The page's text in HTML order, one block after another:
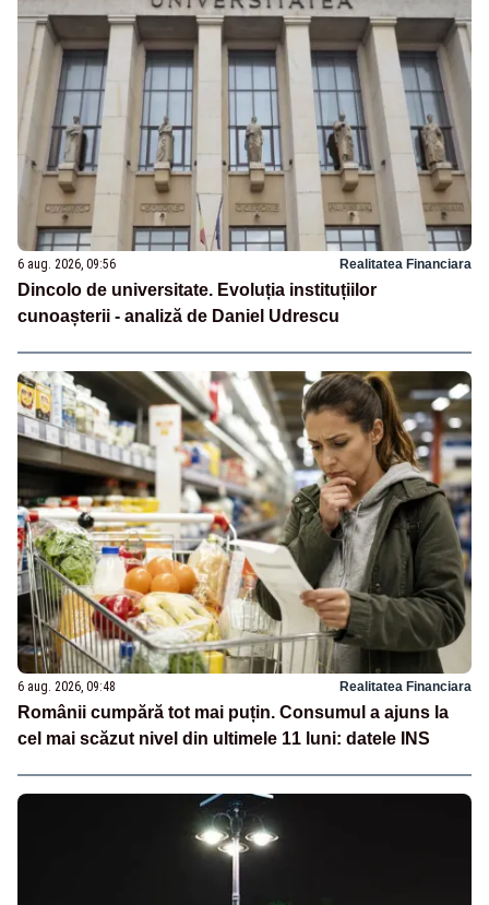
6 aug. 2026, 09:56 Realitatea Financiara
Dincolo de universitate. Evoluția instituțiilor
cunoașterii - analiză de Daniel Udrescu
6 aug. 2026, 09:48 Realitatea Financiara
Românii cumpără tot mai puțin. Consumul a ajuns la
cel mai scăzut nivel din ultimele 11 luni: datele INS